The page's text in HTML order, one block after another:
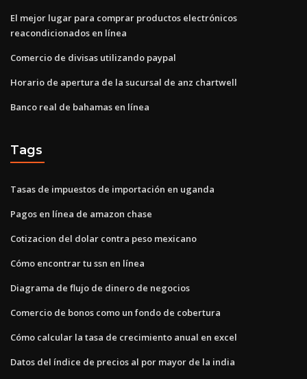
El mejor lugar para comprar productos electrónicos
reacondicionados en línea
Comercio de divisas utilizando paypal
Horario de apertura de la sucursal de anz chartwell
Banco real de bahamas en línea
Tags
Tasas de impuestos de importación en uganda
Pagos en línea de amazon chase
Cotizacion del dolar contra peso mexicano
Cómo encontrar tu ssn en línea
Diagrama de flujo de dinero de negocios
Comercio de bonos como un fondo de cobertura
Cómo calcular la tasa de crecimiento anual en excel
Datos del índice de precios al por mayor de la india